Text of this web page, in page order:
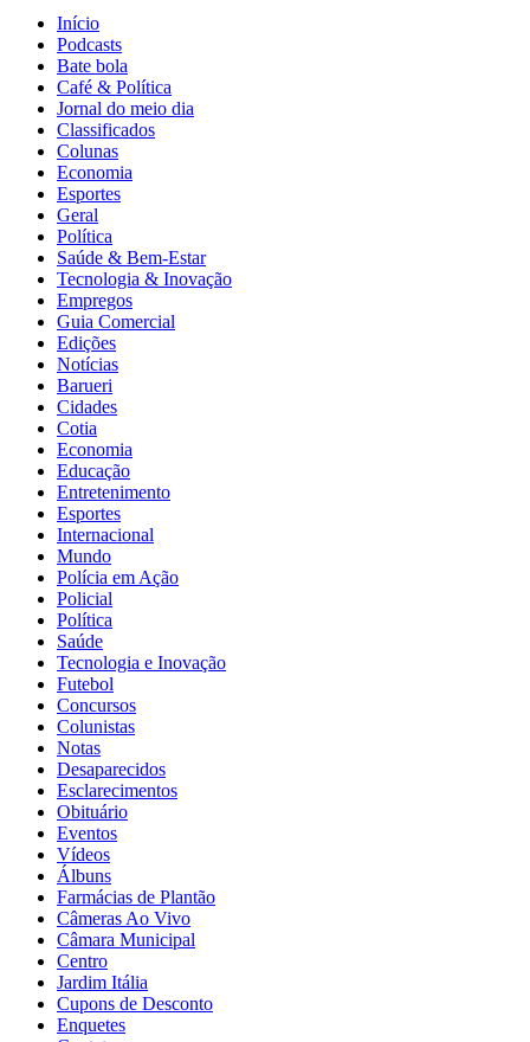
Início
Podcasts
Bate bola
Café & Política
Jornal do meio dia
Classificados
Colunas
Economia
Esportes
Geral
Política
Saúde & Bem-Estar
Tecnologia & Inovação
Empregos
Guia Comercial
Edições
Notícias
Barueri
Cidades
Cotia
Economia
Educação
Entretenimento
Esportes
Internacional
Mundo
Polícia em Ação
Policial
Política
Saúde
Tecnologia e Inovação
Futebol
Concursos
Colunistas
Notas
Desaparecidos
Esclarecimentos
Obituário
Eventos
Vídeos
Álbuns
Farmácias de Plantão
Câmeras Ao Vivo
Câmara Municipal
Centro
Jardim Itália
Cupons de Desconto
Enquetes